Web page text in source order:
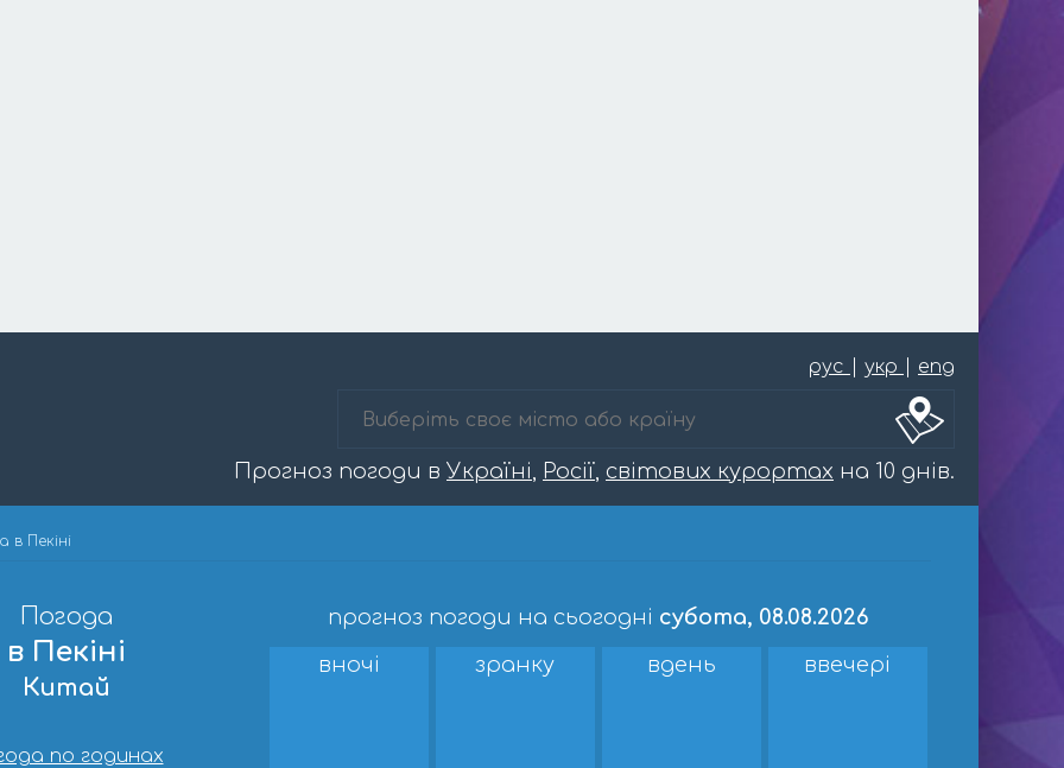
рус укр eng
Прогноз погоди в Україні, Росії, світових курортах на 10 днів.
в Пекіні
Погода
в Пекіні
Китай
по годинах
прогноз погоди на сьогодні субота, 08.08.2026
вночі
зранку вдень ввечері